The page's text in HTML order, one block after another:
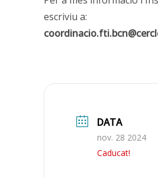
escriviu a:
DATA
nov. 28 2024
Caducat!